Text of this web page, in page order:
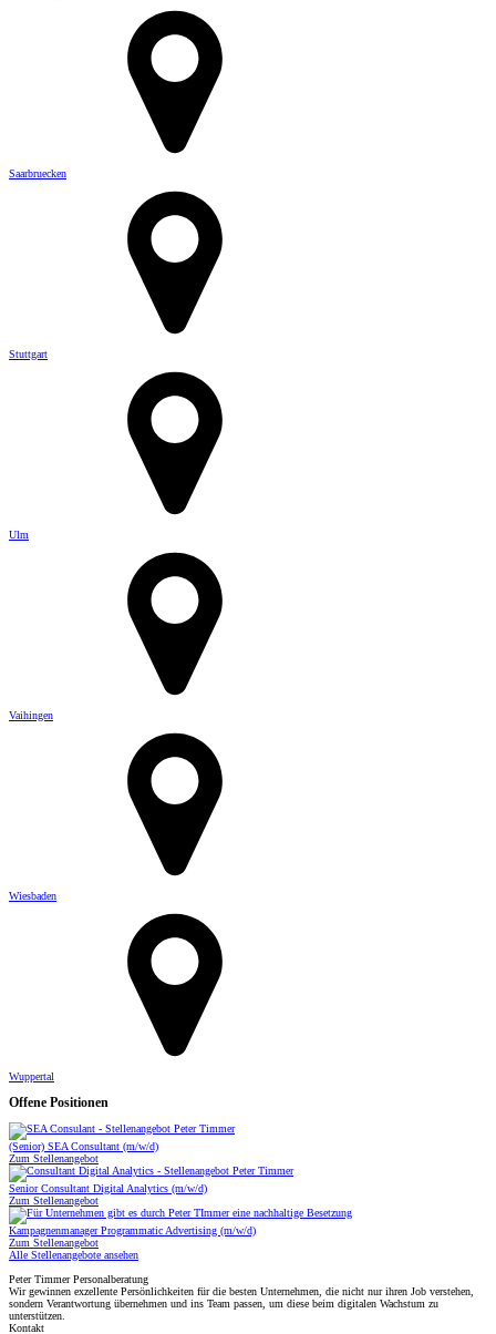
Saarbruecken
Stuttgart
Ulm
Vaihingen
Wiesbaden
Wuppertal
Offene Positionen
(Senior) SEA Consultant (m/w/d)
Zum Stellenangebot
Senior Consultant Digital Analytics (m/w/d)
Zum Stellenangebot
Kampagnenmanager Programmatic Advertising (m/w/d)
Zum Stellenangebot
Alle Stellenangebote ansehen
Peter Timmer Personalberatung
Wir gewinnen exzellente Persönlichkeiten für die besten Unternehmen, die nicht nur ihren Job verstehen,
sondern Verantwortung übernehmen und ins Team passen, um diese beim digitalen Wachstum zu
unterstützen.
Kontakt